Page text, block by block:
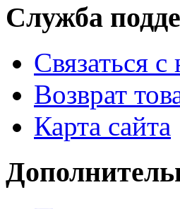
Служба
Связаться
Возврат
Карта сайта